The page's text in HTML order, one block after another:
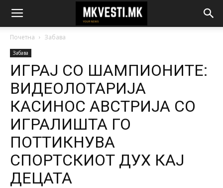
Почетна Забава
Забава
ИГРАЈ СО ШАМПИОНИТЕ:
ВИДЕОЛОТАРИЈА
КАСИНОС АВСТРИЈА СО
ИГРАЛИШТА ГО
ПОТТИКНУВА
СПОРТСКИОТ ДУХ КАЈ
ДЕЦАТА